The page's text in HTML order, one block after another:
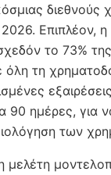
διεθνούς
Επιπλέον,
το 73%
όλη τη
90 ημέρες, για
των
μελέτη